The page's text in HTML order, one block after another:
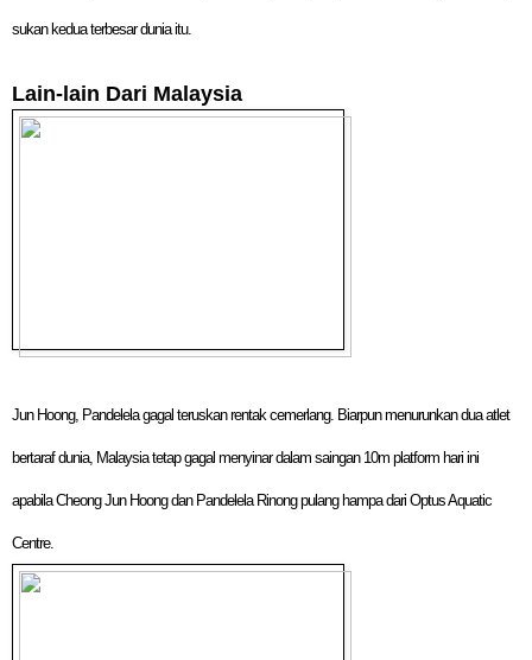
sukan kedua terbesar dunia itu.
Lain-lain Dari Malaysia
Jun Hoong, Pandelela gagal teruskan rentak cemerlang. Biarpun menurunkan dua atlet
bertaraf dunia, Malaysia tetap gagal menyinar dalam saingan 10m platform hari ini
apabila Cheong Jun Hoong dan Pandelela Rinong pulang hampa dari Optus Aquatic
Centre.